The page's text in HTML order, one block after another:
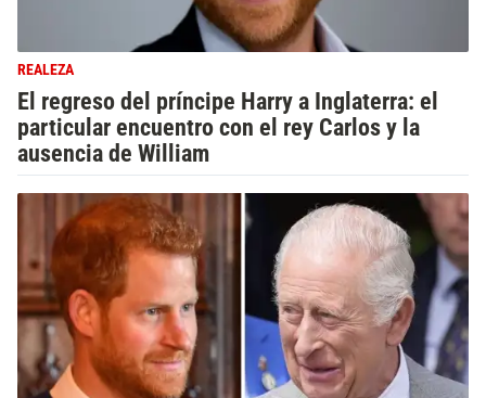
REALEZA
El regreso del príncipe Harry a Inglaterra: el
particular encuentro con el rey Carlos y la
ausencia de William